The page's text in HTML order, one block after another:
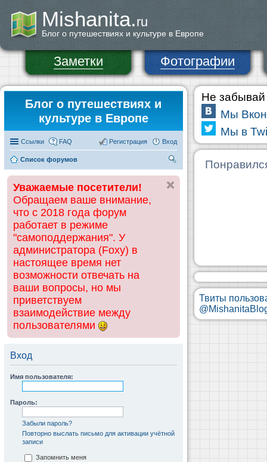
Mishanita.ru
Блог о путешествиях и культуре в Европе
Заметки Фотографии
Блог о путешествиях и
культуре в Европе
Ссылки FAQ Вход
Регистрация
Список форумов
ск
Уважаемые посетители!
Обращаем ваше внимание,
что с 2018 года форум
работает в режиме
"самоподдержания". У
администратора (Foxy) в
настоящее время нет
возможности отвечать на
ваши вопросы, но мы
приветствуем
взаимодействие между
пользователями
Вход
Имя пользователя:
Пароль:
Забыли пароль?
Повторно выслать письмо для активации учётной
записи
Запомнить меня
Не забывай
Мы
Мы в
Твиты